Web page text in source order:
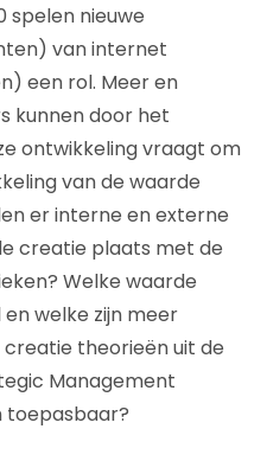
spelen nieuwe
van internet
een rol. Meer en
kunnen door het
ontwikkeling vraagt om
van de waarde
er interne en externe
creatie plaats met de
Welke waarde
welke zijn meer
creatie theorieën uit de
Management
toepasbaar?